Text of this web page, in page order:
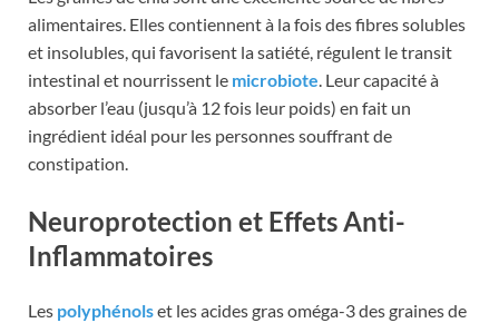
alimentaires. Elles contiennent à la fois des fibres solubles
et insolubles, qui favorisent la satiété, régulent le transit
intestinal et nourrissent le microbiote . Leur capacité à
absorber l’eau (jusqu’à 12 fois leur poids) en fait un
ingrédient idéal pour les personnes souffrant de
constipation.
Neuroprotection et Effets Anti-
Inflammatoires
Les polyphénolset les acides gras oméga-3 des graines de